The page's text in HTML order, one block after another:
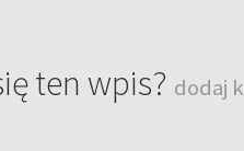
ten wpis? dodaj